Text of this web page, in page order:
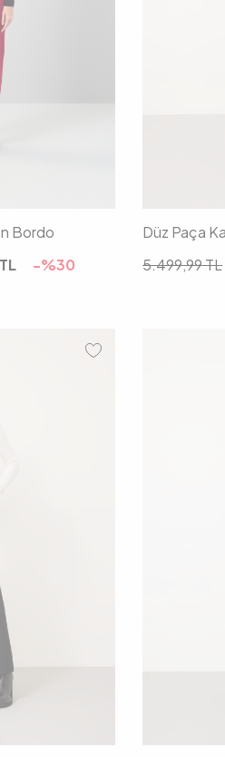
Bordo
TL -%30
Düz Paça
5.499,99TL